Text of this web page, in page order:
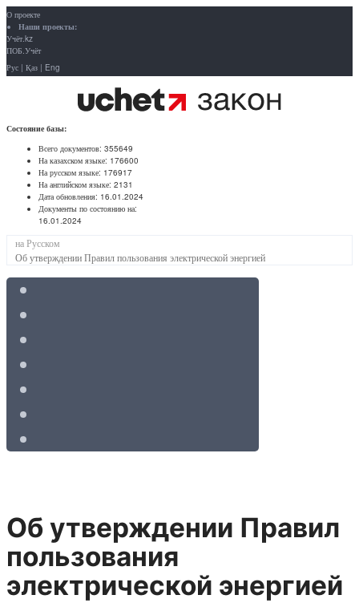
О проекте
Наши проекты:
Учёт.kz
ПОБ.Учёт
Рус | Қаз | Eng
Состояние базы:
Всего документов: 355649
На казахском языке: 176600
На русском языке: 176917
На английском языке: 2131
Дата обновления: 16.01.2024
Документы по состоянию на:
16.01.2024
на Русском
Об утверждении Правил пользования электрической энергией
Об утверждении Правил
пользования
электрической энергией